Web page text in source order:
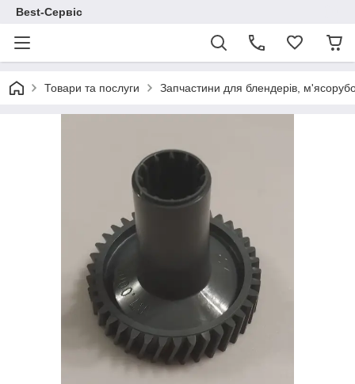
Best-Сервіс
Товари та послуги Запчастини для блендерів,